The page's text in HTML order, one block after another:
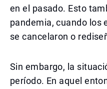
en el pasado. Esto
pandemia, cuando los
se cancelaron o
Sin embargo, la
período. En aquel